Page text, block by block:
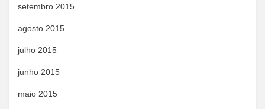
setembro 2015
agosto 2015
julho 2015
junho 2015
maio 2015